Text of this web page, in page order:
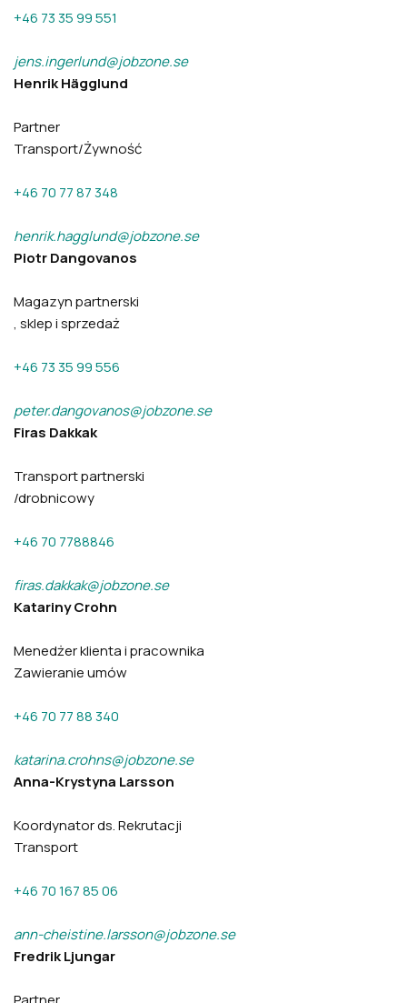
+46 73 35 99 551
jens.ingerlund@jobzone.se
Henrik Hägglund
Partner
Transport/Żywność
+46 70 77 87 348
henrik.hagglund@jobzone.se
Piotr Dangovanos
Magazyn partnerski
, sklep i sprzedaż
+46 73 35 99 556
peter.dangovanos@jobzone.se
Firas Dakkak
Transport partnerski
/drobnicowy
+46 70 7788846
firas.dakkak@jobzone.se
Katariny Crohn
Menedżer klienta i pracownika
Zawieranie umów
+46 70 77 88 340
katarina.crohns@jobzone.se
Anna-Krystyna Larsson
Koordynator ds. Rekrutacji
Transport
+46 70 167 85 06
ann-cheistine.larsson@jobzone.se
Fredrik Ljungar